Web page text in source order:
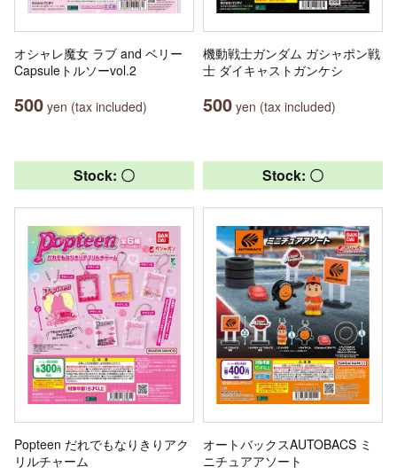
オシャレ魔女 ラブ and ベリー
Capsuleトルソーvol.2
500 yen (tax included)
機動戦士ガンダム ガシャポン戦
士 ダイキャストガンケシ
500 yen (tax included)
Stock: 〇
Popteen だれでもなりきりアク
リルチャーム
Stock: 〇
オートバックスAUTOBACS ミ
ニチュアアソート